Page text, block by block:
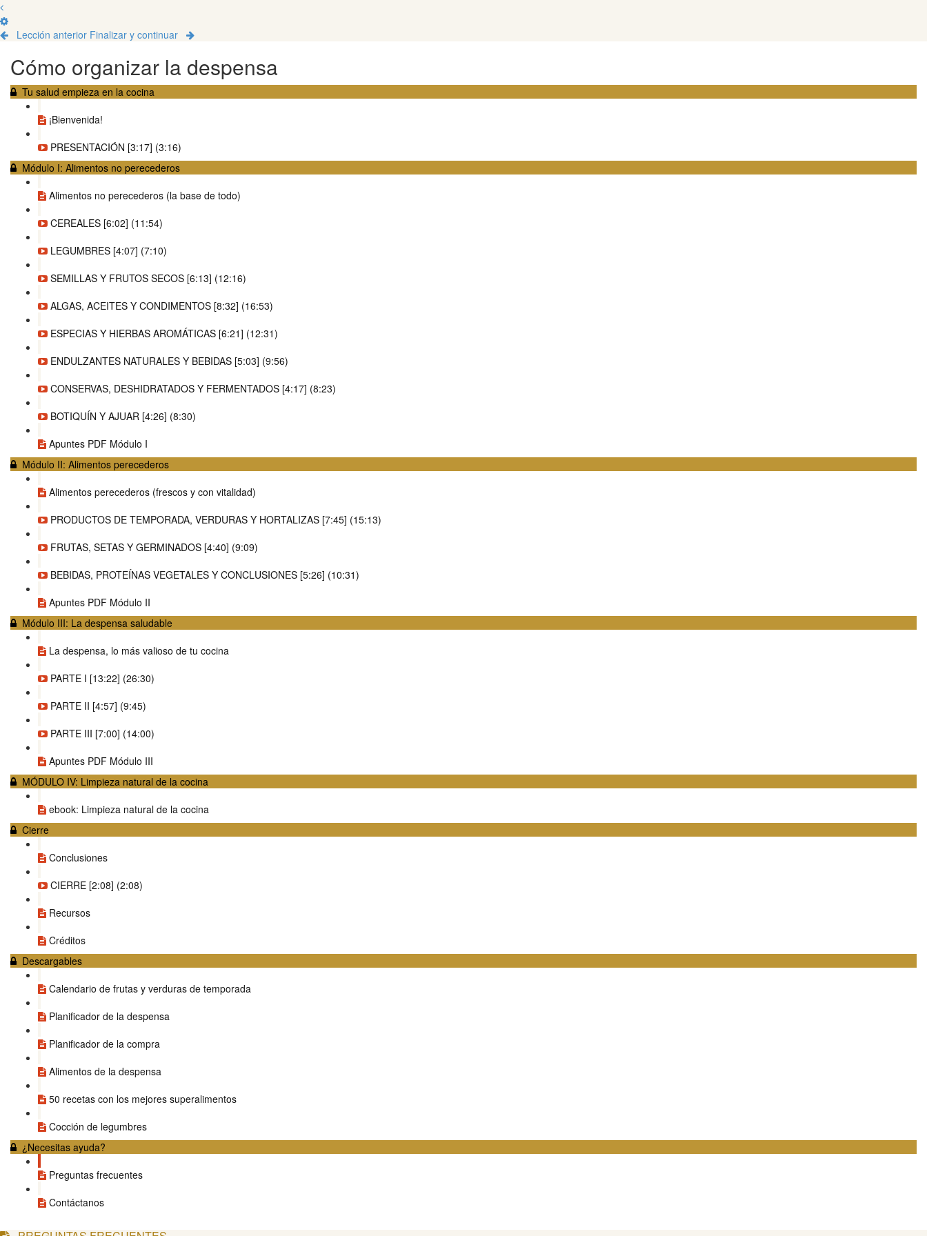
Lección anterior Finalizar y continuar
Cómo organizar la despensa
Tu salud empieza en la cocina
¡Bienvenida!
PRESENTACIÓN [3:17] (3:16)
Módulo I: Alimentos no perecederos
Alimentos no perecederos (la base de todo)
CEREALES [6:02] (11:54)
LEGUMBRES [4:07] (7:10)
SEMILLAS Y FRUTOS SECOS [6:13] (12:16)
ALGAS, ACEITES Y CONDIMENTOS [8:32] (16:53)
ESPECIAS Y HIERBAS AROMÁTICAS [6:21] (12:31)
ENDULZANTES NATURALES Y BEBIDAS [5:03] (9:56)
CONSERVAS, DESHIDRATADOS Y FERMENTADOS [4:17] (8:23)
BOTIQUÍN Y AJUAR [4:26] (8:30)
Apuntes PDF Módulo I
Módulo II: Alimentos perecederos
Alimentos perecederos (frescos y con vitalidad)
PRODUCTOS DE TEMPORADA, VERDURAS Y HORTALIZAS [7:45] (15:13)
FRUTAS, SETAS Y GERMINADOS [4:40] (9:09)
BEBIDAS, PROTEÍNAS VEGETALES Y CONCLUSIONES [5:26] (10:31)
Apuntes PDF Módulo II
Módulo III: La despensa saludable
La despensa, lo más valioso de tu cocina
PARTE I [13:22] (26:30)
PARTE II [4:57] (9:45)
PARTE III [7:00] (14:00)
Apuntes PDF Módulo III
MÓDULO IV: Limpieza natural de la cocina
ebook: Limpieza natural de la cocina
Cierre
Conclusiones
CIERRE [2:08] (2:08)
Recursos
Créditos
Descargables
Calendario de frutas y verduras de temporada
Planificador de la despensa
Planificador de la compra
Alimentos de la despensa
50 recetas con los mejores superalimentos
Cocción de legumbres
¿Necesitas ayuda?
Preguntas frecuentes
Contáctanos